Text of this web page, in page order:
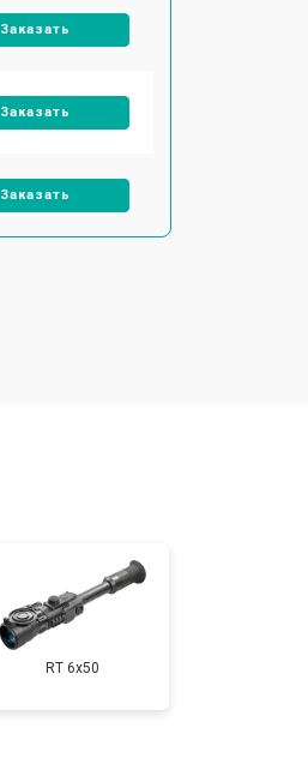
Заказать
Заказать
Заказать
RT 6x50